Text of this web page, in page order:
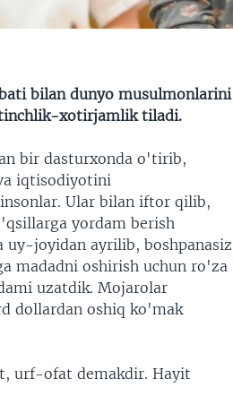
bilan dunyo musulmonlarini
xotirjamlik tiladi.
bir dasturxonda o'tirib,
iqtisodiyotini
Ular bilan iftor qilib,
yordam berish
uy-joyidan ayrilib, boshpanasiz
madadni oshirish uchun ro'za
uzatdik. Mojarolar
dollardan oshiq ko'mak
urf-ofat demakdir. Hayit